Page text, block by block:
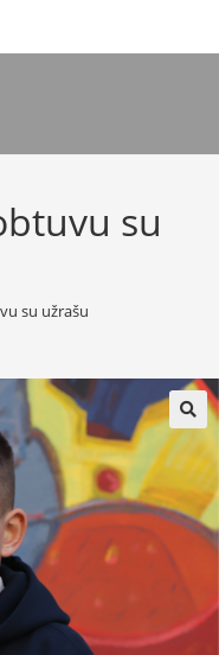
su
su užrašu
🔍